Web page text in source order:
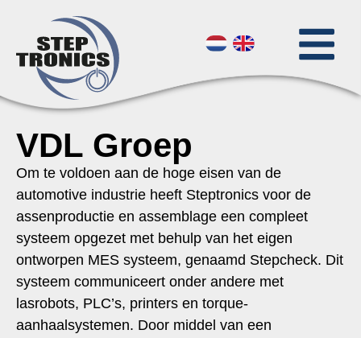
VDL Groep
Om te voldoen aan de hoge eisen van de
automotive industrie heeft Steptronics voor de
assenproductie en assemblage een compleet
systeem opgezet met behulp van het eigen
ontworpen MES systeem, genaamd Stepcheck. Dit
systeem communiceert onder andere met
lasrobots, PLC’s, printers en torque-
aanhaalsystemen. Door middel van een